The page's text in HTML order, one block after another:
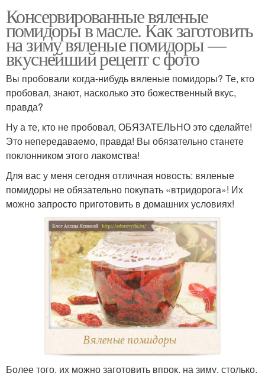
Консервированные вяленые
помидоры в масле. Как заготовить
на зиму вяленые помидоры —
вкуснейший рецепт с фото
Вы пробовали когда-нибудь вяленые помидоры? Те, кто
пробовал, знают, насколько это божественный вкус,
правда?
Ну а те, кто не пробовал, ОБЯЗАТЕЛЬНО это сделайте!
Это непередаваемо, правда! Вы обязательно станете
поклонником этого лакомства!
Для вас у меня сегодня отличная новость: вяленые
помидоры не обязательно покупать «втридорога»! Их
можно запросто приготовить в домашних условиях!
Более того, их можно заготовить впрок, на зиму, столько,